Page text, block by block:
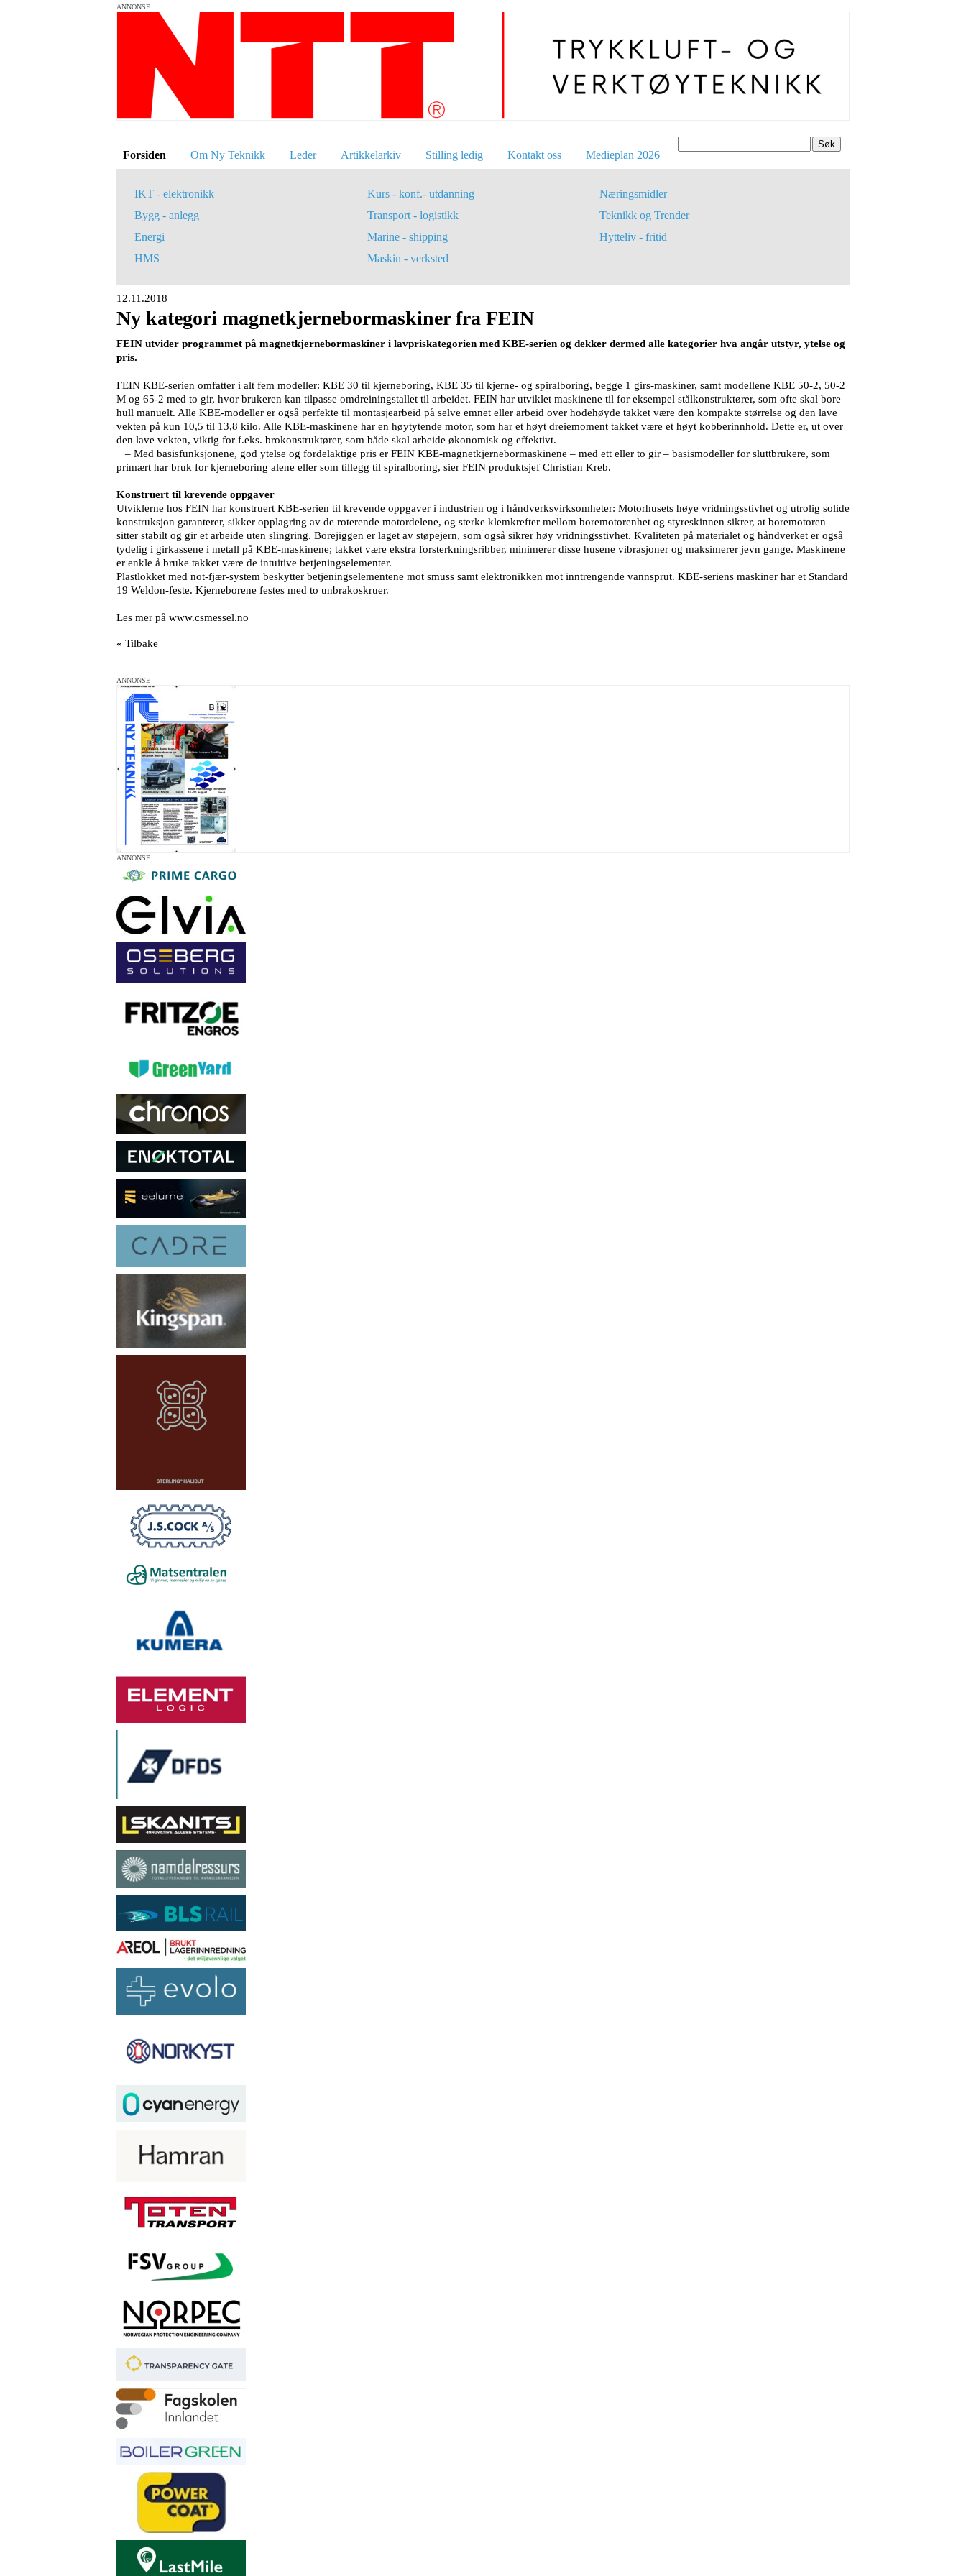
ANNONSE
Søk
Forsiden Om Ny Teknikk Leder Artikkelarkiv Stilling ledig Kontakt oss Medieplan 2026
IKT - elektronikk
Bygg - anlegg
Energi
HMS
Kurs - konf.- utdanning
Transport - logistikk
Marine - shipping
Maskin - verksted
Næringsmidler
Teknikk og Trender
Hytteliv - fritid
12.11.2018
Ny kategori magnetkjernebormaskiner fra FEIN
FEIN utvider programmet på magnetkjernebormaskiner i lavpriskategorien med KBE-serien og dekker dermed alle kategorier hva angår utstyr, ytelse og
pris.
FEIN KBE-serien omfatter i alt fem modeller: KBE 30 til kjerneboring, KBE 35 til kjerne- og spiralboring, begge 1 girs-maskiner, samt modellene KBE 50-2, 50-2
M og 65-2 med to gir, hvor brukeren kan tilpasse omdreiningstallet til arbeidet. FEIN har utviklet maskinene til for eksempel stålkonstruktører, som ofte skal bore
hull manuelt. Alle KBE-modeller er også perfekte til montasjearbeid på selve emnet eller arbeid over hodehøyde takket være den kompakte størrelse og den lave
vekten på kun 10,5 til 13,8 kilo. Alle KBE-maskinene har en høytytende motor, som har et høyt dreiemoment takket være et høyt kobberinnhold. Dette er, ut over
den lave vekten, viktig for f.eks. brokonstruktører, som både skal arbeide økonomisk og effektivt.
– Med basisfunksjonene, god ytelse og fordelaktige pris er FEIN KBE-magnetkjernebormaskinene – med ett eller to gir – basismodeller for sluttbrukere, som
primært har bruk for kjerneboring alene eller som tillegg til spiralboring, sier FEIN produktsjef Christian Kreb.
Konstruert til krevende oppgaver
Utviklerne hos FEIN har konstruert KBE-serien til krevende oppgaver i industrien og i håndverksvirksomheter: Motorhusets høye vridningsstivhet og utrolig solide
konstruksjon garanterer, sikker opplagring av de roterende motordelene, og sterke klemkrefter mellom boremotorenhet og styreskinnen sikrer, at boremotoren
sitter stabilt og gir et arbeide uten slingring. Borejiggen er laget av støpejern, som også sikrer høy vridningsstivhet. Kvaliteten på materialet og håndverket er også
tydelig i girkassene i metall på KBE-maskinene; takket være ekstra forsterkningsribber, minimerer disse husene vibrasjoner og maksimerer jevn gange. Maskinene
er enkle å bruke takket være de intuitive betjeningselementer.
Plastlokket med not-fjær-system beskytter betjeningselementene mot smuss samt elektronikken mot inntrengende vannsprut. KBE-seriens maskiner har et Standard
19 Weldon-feste. Kjerneborene festes med to unbrakoskruer.
Les mer på www.csmessel.no
« Tilbake
ANNONSE
ANNONSE